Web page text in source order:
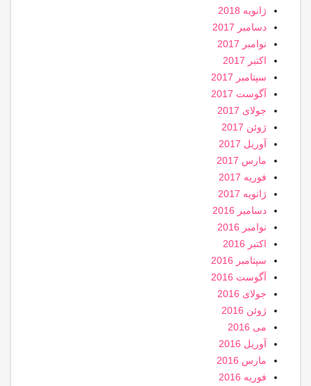
ژانویه 2018
دسامبر 2017
نوامبر 2017
اکتبر 2017
سپتامبر 2017
آگوست 2017
جولای 2017
ژوئن 2017
آوریل 2017
مارس 2017
فوریه 2017
ژانویه 2017
دسامبر 2016
نوامبر 2016
اکتبر 2016
سپتامبر 2016
آگوست 2016
جولای 2016
ژوئن 2016
می 2016
آوریل 2016
مارس 2016
فوریه 2016